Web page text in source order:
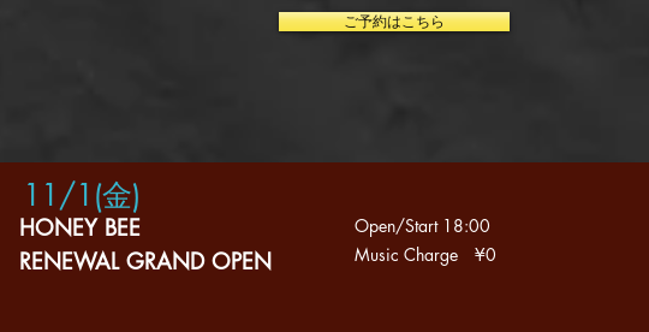
ご予約はこちら
11/1(金)
HONEY BEE
​RENEWAL GRAND OPEN
Open/Start 18:00
Music Charge ¥0